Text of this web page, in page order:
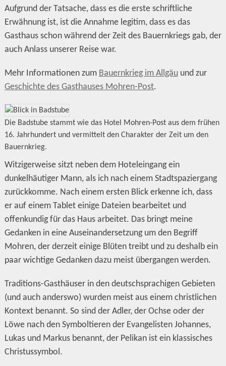
Aufgrund der Tatsache, dass es die erste schriftliche
Erwähnung ist, ist die Annahme legitim, dass es das
Gasthaus schon während der Zeit des Bauernkriegs gab, der
auch Anlass unserer Reise war.
Mehr Informationen zum Bauernkrieg im Allgäuund zur
Geschichte des Gasthauses Mohren-Post.
Die Badstube stammt wie das Hotel Mohren-Post aus dem frühen
16. Jahrhundert und vermittelt den Charakter der Zeit um den
Bauernkrieg.
Witzigerweise sitzt neben dem Hoteleingang ein
dunkelhäutiger Mann, als ich nach einem Stadtspaziergang
zurückkomme. Nach einem ersten Blick erkenne ich, dass
er auf einem Tablet einige Dateien bearbeitet und
offenkundig für das Haus arbeitet. Das bringt meine
Gedanken in eine Auseinandersetzung um den Begriff
Mohren, der derzeit einige Blüten treibt und zu deshalb ein
paar wichtige Gedanken dazu meist übergangen werden.
Traditions-Gasthäuser in den deutschsprachigen Gebieten
(und auch anderswo) wurden meist aus einem christlichen
Kontext benannt. So sind der Adler, der Ochse oder der
Löwe nach den Symboltieren der Evangelisten Johannes,
Lukas und Markus benannt, der Pelikan ist ein klassisches
Christussymbol.